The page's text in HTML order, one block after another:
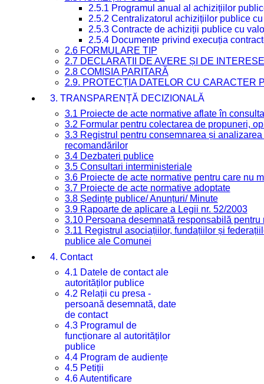
2.5.1 Programul anual al achizițiilor
2.5.2 Centralizatorul achizițiilor publice
2.5.3 Contracte de achiziții publice cu
2.5.4 Documente privind execuția
2.6 FORMULARE TIP
2.7 DECLARAȚII DE AVERE ȘI DE INTERESE
2.8 COMISIA PARITARĂ
2.9. PROTECȚIA DATELOR CU CARACTER
3. TRANSPARENȚĂ DECIZIONALĂ
3.1 Proiecte de acte normative aflate în
3.2 Formular pentru colectarea de propuneri,
3.3 Registrul pentru consemnarea și
recomandărilor
3.4 Dezbateri publice
3.5 Consultari interministeriale
3.6 Proiecte de acte normative pentru care nu
3.7 Proiecte de acte normative adoptate
3.8 Ședințe publice/ Anunțuri/ Minute
3.9 Rapoarte de aplicare a Legii nr. 52/2003
3.10 Persoana desemnată responsabilă
3.11 Registrul asociațiilor, fundațiilor și
publice ale Comunei
4. Contact
4.1 Datele de contact ale
autorităților publice
4.2 Relații cu presa -
persoană desemnată, date
de contact
4.3 Programul de
funcționare al autorităților
publice
4.4 Program de audiențe
4.5 Petiții
4.6 Autentificare